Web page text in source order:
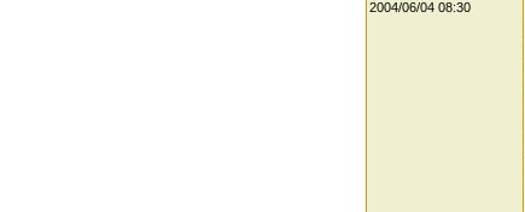
2004/06/04 08:30